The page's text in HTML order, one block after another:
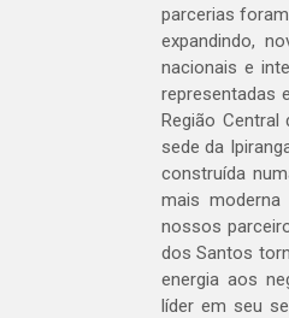
parcerias
expandindo,
nacionais e
representadas
Região Central
sede da
construída
mais
nossos
dos Santos
energia aos
líder em seu